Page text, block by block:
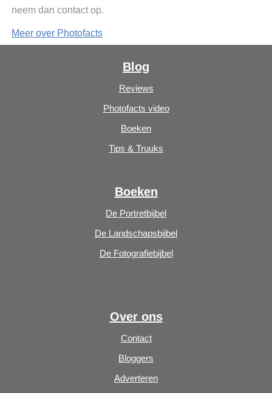
neem dan contact op.
Meer over Photofacts
Blog
Reviews
Photofacts video
Boeken
Tips & Truuks
Boeken
De Portretbijbel
De Landschapsbijbel
De Fotografiebijbel
Over ons
Contact
Bloggers
Adverteren